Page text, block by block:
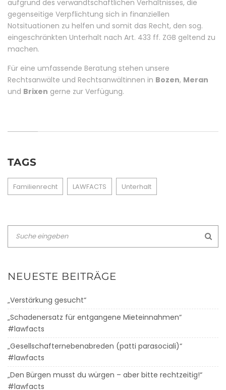
aufgrund des verwandtschaftlichen Verhältnisses, die
gegenseitige Verpflichtung sich in finanziellen
Notsituationen zu helfen und somit das Recht, den sog.
eingeschränkten Unterhalt nach Art. 433 ff. ZGB geltend zu
machen.
Für eine umfassende Beratung stehen unsere
Rechtsanwälte und Rechtsanwältinnen in Bozen, Meran
und Brixen gerne zur Verfügung.
TAGS
Familienrecht LAWFACTS Unterhalt
NEUESTE BEITRÄGE
„Verstärkung gesucht“
„Schadenersatz für entgangene Mieteinnahmen“
#lawfacts
„Gesellschafternebenabreden (patti parasociali)“
#lawfacts
„Den Bürgen musst du würgen – aber bitte rechtzeitig!“
#lawfacts